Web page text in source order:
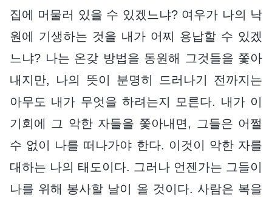
집에 머물러 있을 수 있겠느냐? 여우가 나의 낙
원에 기생하는 것을 내가 어찌 용납할 수 있겠
느냐? 나는 온갖 방법을 동원해 그것들을 쫓아
내지만, 나의 뜻이 분명히 드러나기 전까지는
아무도 내가 무엇을 하려는지 모른다. 내가 이
기회에 그 악한 자들을 쫓아내면, 그들은 어쩔
수 없이 나를 떠나가야 한다. 이것이 악한 자를
대하는 나의 태도이다. 그러나 언젠가는 그들이
나를 위해 봉사할 날이 올 것이다. 사람은 복을